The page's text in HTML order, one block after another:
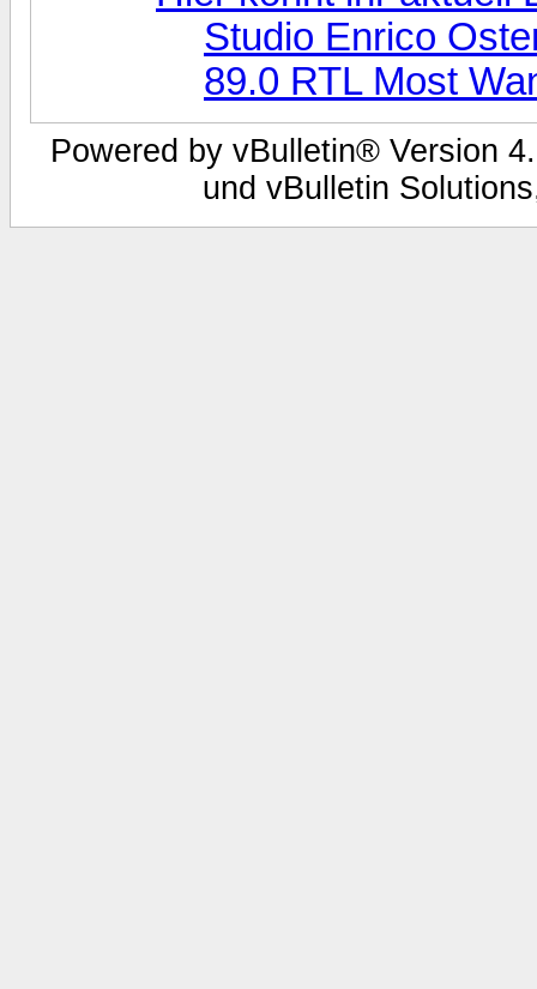
Studio Enrico
89.0 RTL Most
Powered by vBulletin® Version
und vBulletin